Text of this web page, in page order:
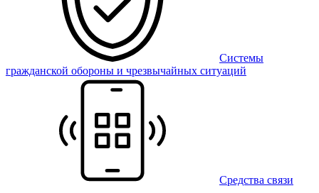
Системы
гражданской обороны и чрезвычайных ситуаций
Средства связи